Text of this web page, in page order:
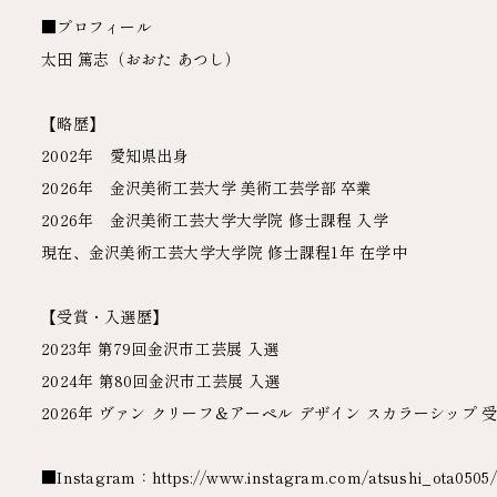
■プロフィール
太田 篤志（おおた あつし）
【略歴】
2002年 愛知県出身
2026年 金沢美術工芸大学 美術工芸学部 卒業
2026年 金沢美術工芸大学大学院 修士課程 入学
現在、金沢美術工芸大学大学院 修士課程1年 在学中
【受賞・入選歴】
2023年 第79回金沢市工芸展 入選
2024年 第80回金沢市工芸展 入選
2026年 ヴァン クリーフ＆アーペル デザイン スカラーシップ
■Instagram：https://www.instagram.com/atsushi_ota0505/